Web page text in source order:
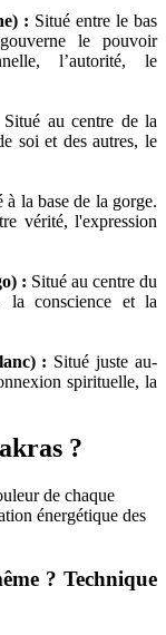
: Situé entre le bas
le pouvoir
l’autorité, le
Situé au centre de la
soi et des autres, le
à la base de la gorge.
vérité, l'expression
: Situé au centre du
la conscience et la
: Situé juste au-
spirituelle, la
?
? Technique